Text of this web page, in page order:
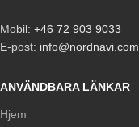
Mobil: +46 72 903 9033
E-post: info@nordnavi.com
ANVÄNDBARA LÄNKAR
Hjem